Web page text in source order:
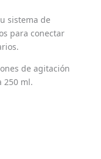
sistema de
para conectar
de agitación
250 ml.